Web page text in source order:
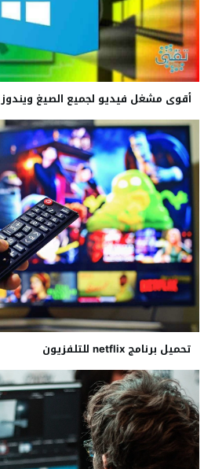
أقوى مشغل فيديو لجميع الصيغ ويندوز 10
تحميل برنامج netflix للتلفزيون